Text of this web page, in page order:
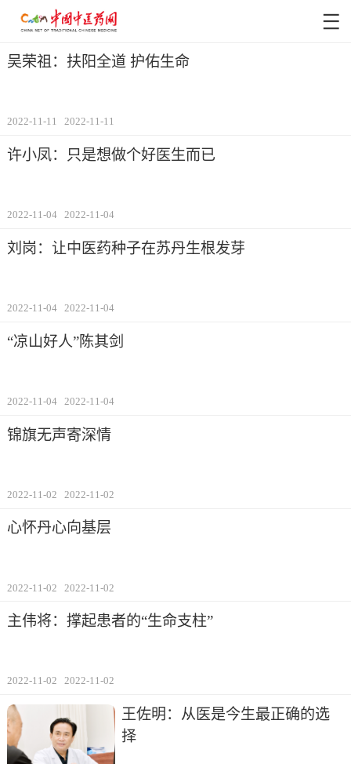
吴荣祖：扶阳全道 护佑生命
2022-11-11 2022-11-11
许小凤：只是想做个好医生而已
2022-11-04 2022-11-04
刘岗：让中医药种子在苏丹生根发芽
2022-11-04 2022-11-04
“凉山好人”陈其剑
2022-11-04 2022-11-04
锦旗无声寄深情
2022-11-02 2022-11-02
心怀丹心向基层
2022-11-02 2022-11-02
主伟将：撑起患者的“生命支柱”
2022-11-02 2022-11-02
王佐明：从医是今生最正确的选
择